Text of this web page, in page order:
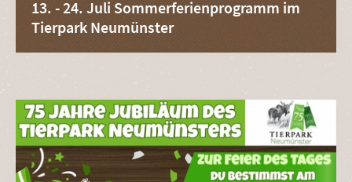
13. - 24. Juli Sommerferienprogramm im
Tierpark Neumünster